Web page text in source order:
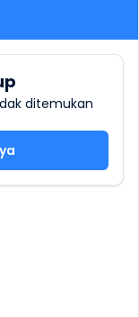
ditemukan